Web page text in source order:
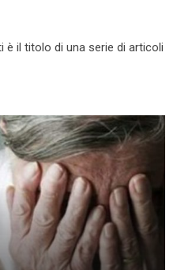
il titolo di una serie di articoli